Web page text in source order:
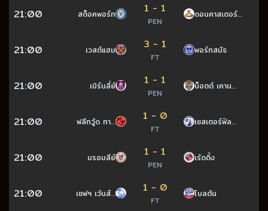
21:00 สต็อคพอร์ท 1 - 1
PEN
ดอนคาสเตอร์…
21:00 เวสต์แฮม 3 - 1
FT
พอร์ทสมัธ
21:00 เบิร์นลี่ย์ 1 - 1
PEN
น็อตต์ เคาน…
21:00 ฟลีทวู้ด ทา… 1 - 0
FT
เชสเตอร์ฟิล…
21:00 บรอมลีย์ 1 - 1
PEN
เร้ดดิ้ง
21:00 เชฟฯ เว้นส์… 1 - 0
FT
โบลตัน